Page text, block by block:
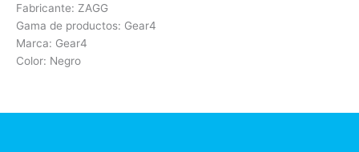
Fabricante: ZAGG
Gama de productos: Gear4
Marca: Gear4
Color: Negro